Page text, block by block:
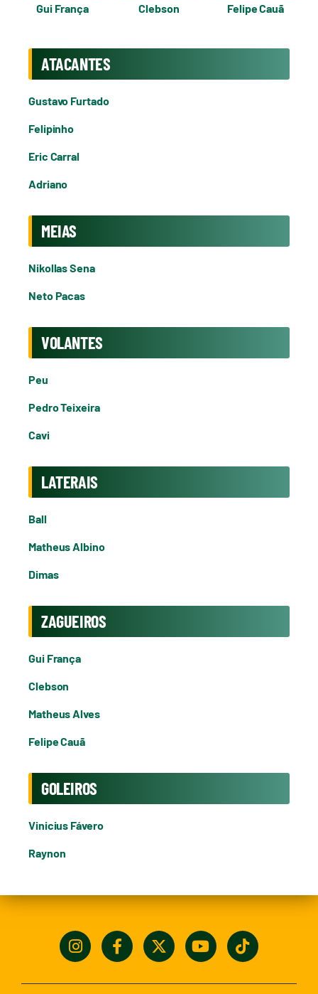
Gui França Clebson Felipe Cauã
ATACANTES
Gustavo Furtado
Felipinho
Eric Carral
Adriano
MEIAS
Nikollas Sena
Neto Pacas
VOLANTES
Peu
Pedro Teixeira
Cavi
LATERAIS
Ball
Matheus Albino
Dimas
ZAGUEIROS
Gui França
Clebson
Matheus Alves
Felipe Cauã
GOLEIROS
Vinicius Fávero
Raynon